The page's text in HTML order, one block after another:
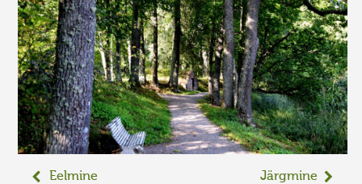
Hiite kuvavõistlus 2026
VANEMAD KUVAVÕISTLUSED
Kontakt
Eelmine
Järgmine